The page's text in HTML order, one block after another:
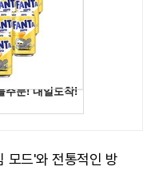
모드'와 전통적인 방